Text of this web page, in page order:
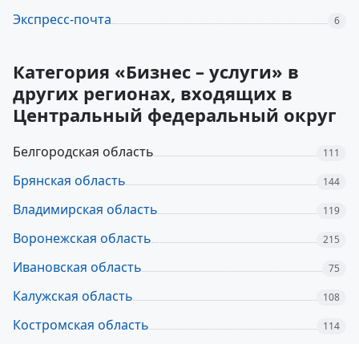
Экспресс-почта 6
Категория «Бизнес – услуги» в
других регионах, входящих в
Центральный федеральный округ
Белгородская область 111
Брянская область 144
Владимирская область 119
Воронежская область 215
Ивановская область 75
Калужская область 108
Костромская область 114